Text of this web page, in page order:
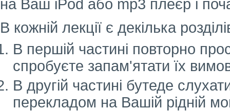
на Ваш iPod або mp3 плеєр і
В кожній лекції є декілька
В першій частині повторно
спробуєте запам'ятати їх
В другій частині бутеде
перекладом на Вашій рідній